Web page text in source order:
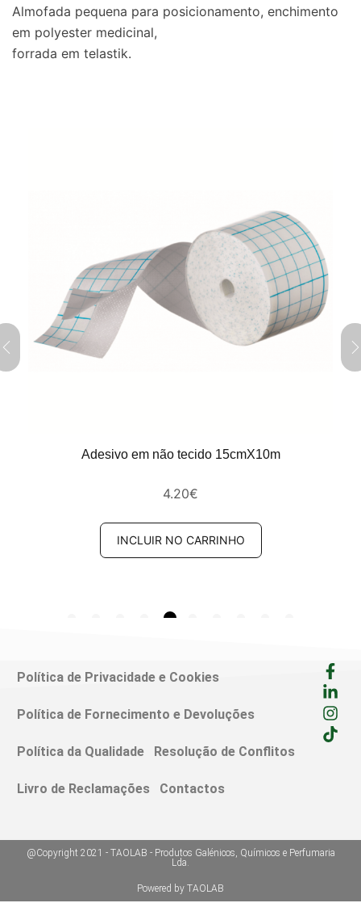
Almofada pequena para posicionamento, enchimento
em polyester medicinal,
forrada em telastik.
Adesivo em não tecido 15cmX10m
4.20€
INCLUIR NO CARRINHO
Política de Privacidade e Cookies
Política de Fornecimento e Devoluções
Política da Qualidade Resolução de Conflitos
Livro de Reclamações Contactos
@Copyright 2021 - TAOLAB - Produtos Galénicos, Químicos e Perfumaria
Lda.
Powered by TAOLAB